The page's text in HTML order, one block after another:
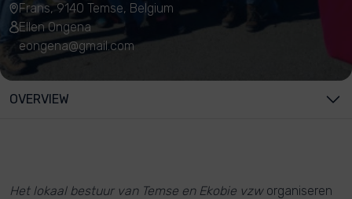
Frans, 9140 Temse, Belgium
Ellen Ongena
eongena@gmail.com
OVERVIEW
Het lokaal bestuur van Temse en Ekobie vzworganiseren